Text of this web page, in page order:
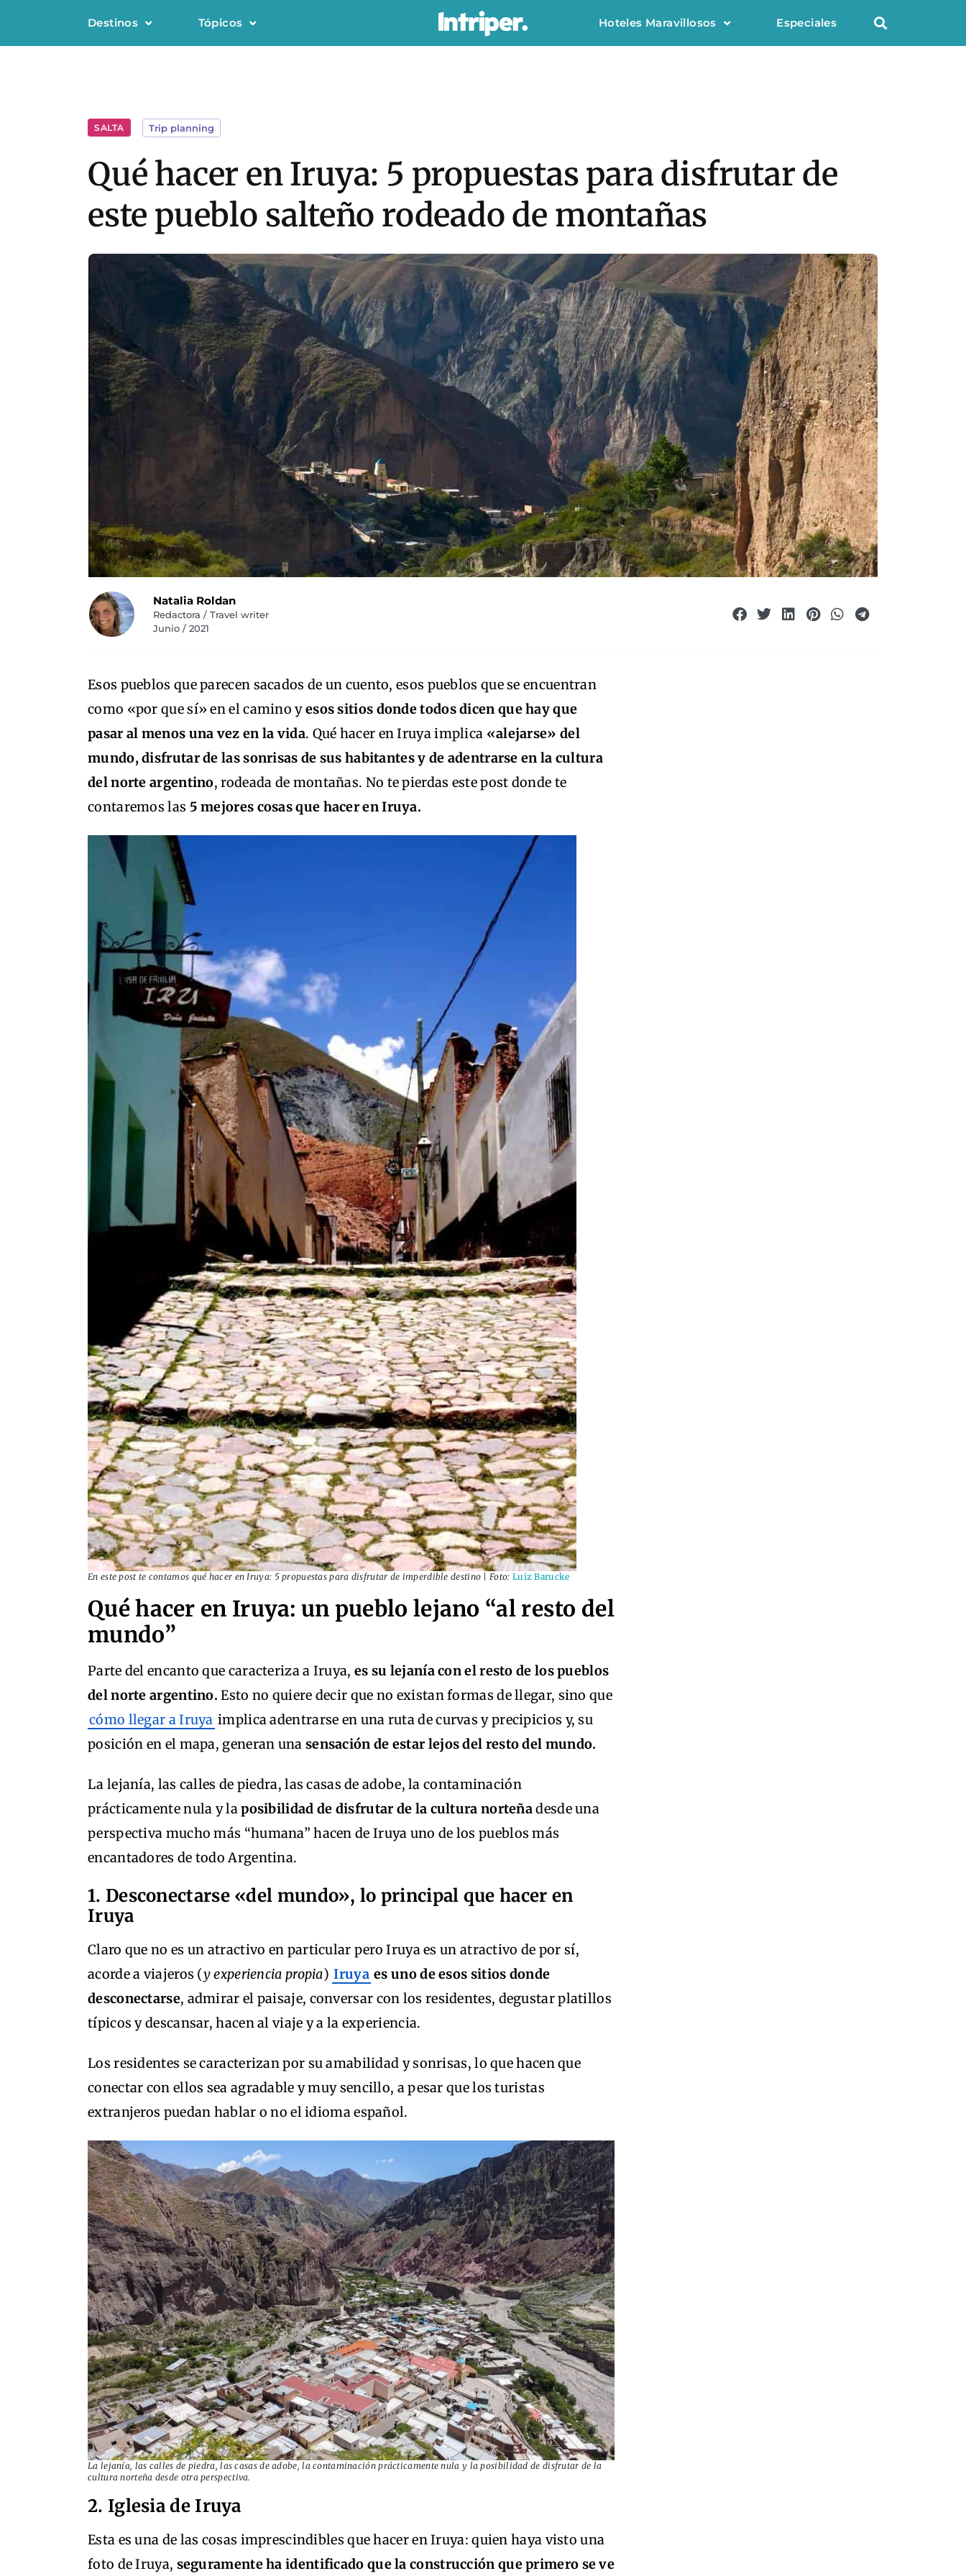
Destinos Tópicos Hoteles Maravillosos Especiales
SALTA Trip planning
Qué hacer en Iruya: 5 propuestas para disfrutar de
este pueblo salteño rodeado de montañas
Natalia Roldan
Redactora / Travel writer
Junio / 2021
Esos pueblos que parecen sacados de un cuento, esos pueblos que se encuentran
como «por que sí» en el camino yesos sitios donde todos dicen que hay que
pasar al menos una vez en la vida. Qué hacer en Iruya implica «alejarse» del
mundo, disfrutar de las sonrisas de sus habitantes y de adentrarse en la cultura
del norte argentino, rodeada de montañas. No te pierdas este post donde te
contaremos las 5 mejores cosas que hacer en Iruya.
En este post te contamos qué hacer en Iruya: 5 propuestas para disfrutar de imperdible destino | Foto: Luiz Barucke
Qué hacer en Iruya: un pueblo lejano “al resto del
mundo”
Parte del encanto que caracteriza a Iruya, es su lejanía con el resto de los pueblos
del norte argentino. Esto no quiere decir que no existan formas de llegar, sino que
cómo llegar a Iruya implica adentrarse en una ruta de curvas y precipicios y, su
posición en el mapa, generan una sensación de estar lejos del resto del mundo.
La lejanía, las calles de piedra, las casas de adobe, la contaminación
prácticamente nula y laposibilidad de disfrutar de la cultura norteñadesde una
perspectiva mucho más “humana” hacen de Iruya uno de los pueblos más
encantadores de todo Argentina.
1. Desconectarse «del mundo», lo principal que hacer en
Iruya
Claro que no es un atractivo en particular pero Iruya es un atractivo de por sí,
acorde a viajeros (y experiencia propia) Iruya es uno de esos sitios donde
desconectarse, admirar el paisaje, conversar con los residentes, degustar platillos
típicos y descansar, hacen al viaje y a la experiencia.
Los residentes se caracterizan por su amabilidad y sonrisas, lo que hacen que
conectar con ellos sea agradable y muy sencillo, a pesar que los turistas
extranjeros puedan hablar o no el idioma español.
La lejanía, las calles de piedra, las casas de adobe, la contaminación prácticamente nula y la posibilidad de disfrutar de la
cultura norteña desde otra perspectiva.
2. Iglesia de Iruya
Esta es una de las cosas imprescindibles que hacer en Iruya: quien haya visto una
foto de Iruya, seguramente ha identificado que la construcción que primero se ve